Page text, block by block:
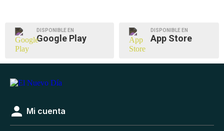
DISPONIBLE EN
Google Play
DISPONIBLE EN
App Store
Mi cuenta